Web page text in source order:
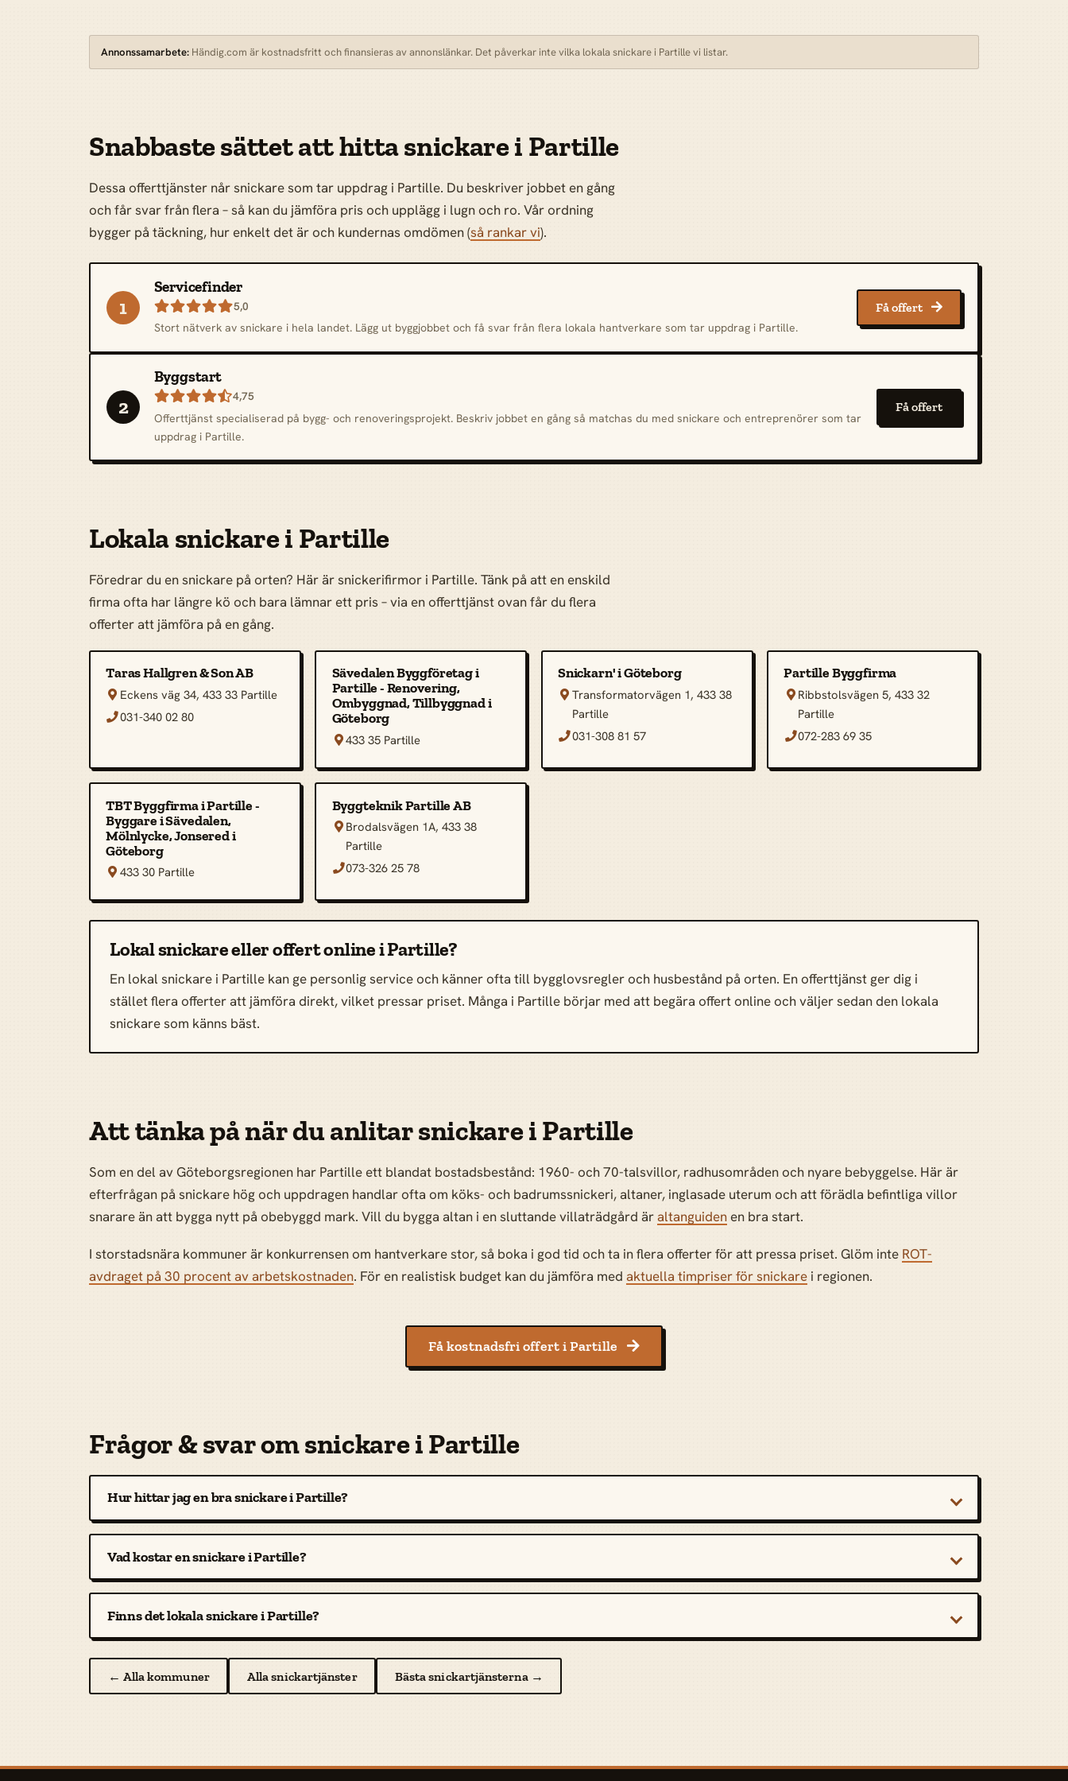
Annonssamarbete: Händig.com är kostnadsfritt och finansieras av annonslänkar. Det påverkar inte vilka lokala snickare i Partille vi listar.
Snabbaste sättet att hitta snickare i Partille
Dessa offerttjänster når snickare som tar uppdrag i Partille. Du beskriver jobbet en gång
och får svar från flera – så kan du jämföra pris och upplägg i lugn och ro. Vår ordning
bygger på täckning, hur enkelt det är och kundernas omdömen (så rankar vi).
1
Servicefinder
5,0
Stort nätverk av snickare i hela landet. Lägg ut byggjobbet och få svar från flera lokala hantverkare som tar uppdrag i Partille.
Få offert 
2
Byggstart
4,75
Offerttjänst specialiserad på bygg- och renoveringsprojekt. Beskriv jobbet en gång så matchas du med snickare och entreprenörer som tar
uppdrag i Partille.
Få offert
Lokala snickare i Partille
Föredrar du en snickare på orten? Här är snickerifirmor i Partille. Tänk på att en enskild
firma ofta har längre kö och bara lämnar ett pris – via en offerttjänst ovan får du flera
offerter att jämföra på en gång.
Taras Hallgren & Son AB
 Eckens väg 34, 433 33 Partille
031-340 02 80
Sävedalen Byggföretag i
Partille - Renovering,
Ombyggnad, Tillbyggnad i
Göteborg
 433 35 Partille
Snickarn' i Göteborg
 Transformatorvägen 1, 433 38
Partille
031-308 81 57
Partille Byggfirma
 Ribbstolsvägen 5, 433 32
Partille
072-283 69 35
TBT Byggfirma i Partille -
Byggare i Sävedalen,
Mölnlycke, Jonsered i
Göteborg
 433 30 Partille
Byggteknik Partille AB
 Brodalsvägen 1A, 433 38
Partille
073-326 25 78
Lokal snickare eller offert online i Partille?
En lokal snickare i Partille kan ge personlig service och känner ofta till bygglovsregler och husbestånd på orten. En offerttjänst ger dig i
stället flera offerter att jämföra direkt, vilket pressar priset. Många i Partille börjar med att begära offert online och väljer sedan den lokala
snickare som känns bäst.
Att tänka på när du anlitar snickare i Partille
Som en del av Göteborgsregionen har Partille ett blandat bostadsbestånd: 1960- och 70-talsvillor, radhusområden och nyare bebyggelse. Här är
efterfrågan på snickare hög och uppdragen handlar ofta om köks- och badrumssnickeri, altaner, inglasade uterum och att förädla befintliga villor
snarare än att bygga nytt på obebyggd mark. Vill du bygga altan i en sluttande villaträdgård äraltanguiden en bra start.
I storstadsnära kommuner är konkurrensen om hantverkare stor, så boka i god tid och ta in flera offerter för att pressa priset. Glöm inte ROT-
avdraget på 30 procent av arbetskostnaden. För en realistisk budget kan du jämföra med aktuella timpriser för snickare i regionen.
Få kostnadsfri offert i Partille 
Frågor & svar om snickare i Partille
Hur hittar jag en bra snickare i Partille?
Vad kostar en snickare i Partille?
Finns det lokala snickare i Partille?
← Alla kommuner Alla snickartjänster Bästa snickartjänsterna →